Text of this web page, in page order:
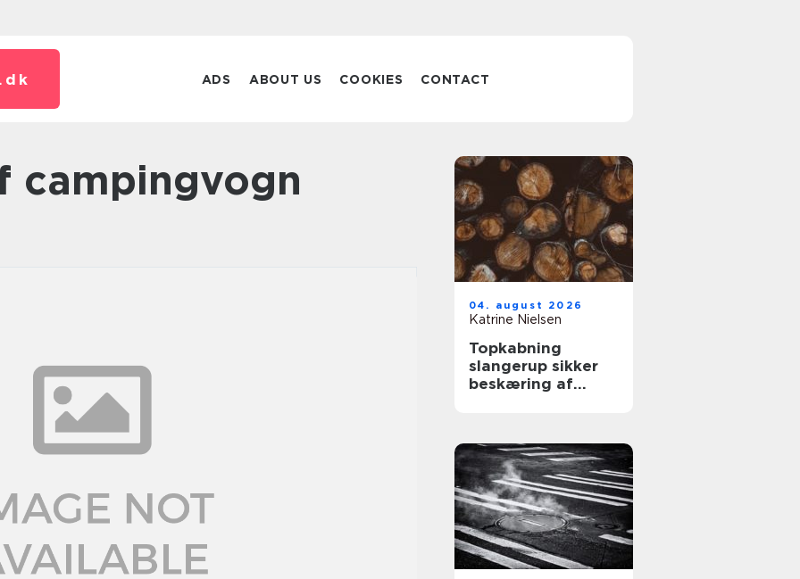
dk ADS ABOUT US COOKIES CONTACT
campingvogn
04. august 2026
Katrine Nielsen
Topkabning
slangerup sikker
beskæring af